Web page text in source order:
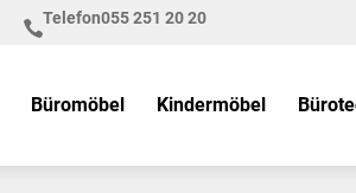
Telefon055 251 20 20
Büromöbel Kindermöbel